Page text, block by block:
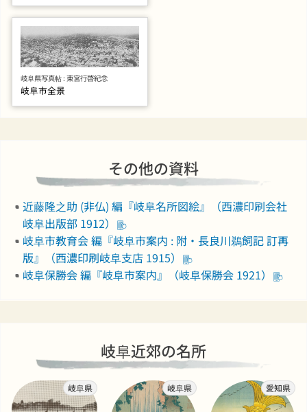
岐阜県写真帖 : 東宮行啓紀念
岐阜市全景
その他の資料
近藤隆之助 (非仏) 編『岐阜名所図絵』（西濃印刷会社
岐阜出版部 1912）
岐阜市教育会 編『岐阜市案内 : 附・長良川鵜飼記 訂再
版』（西濃印刷岐阜支店 1915）
岐阜保勝会 編『岐阜市案内』（岐阜保勝会 1921）
岐阜近郊の名所
岐阜県 岐阜県 愛知県